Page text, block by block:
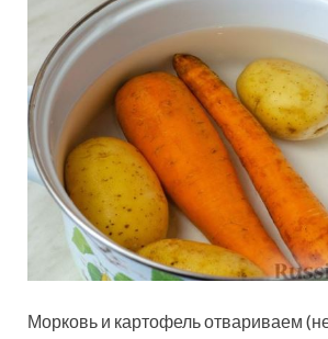
Морковь и картофель отвариваем